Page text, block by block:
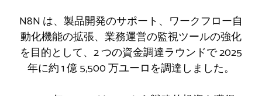
N8N は、製品開発のサポート、ワークフロー自
動化機能の拡張、業務運営の監視ツールの強化
を目的として、2 つの資金調達ラウンドで 2025
年に約 1 億 5,500 万ユーロを調達しました。